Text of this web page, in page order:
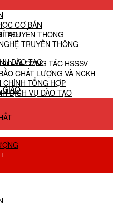
TẠO
ĐÀO TẠO
GIÁO
CƠ BẢN
TRUYỀN THÔNG
TRUYỀN THÔNG
VÀ CÔNG TÁC HSSSV
CHẤT LƯỢNG VÀ NCKH
CHÍNH TỔNG HỢP
DỊCH VỤ ĐÀO TẠO